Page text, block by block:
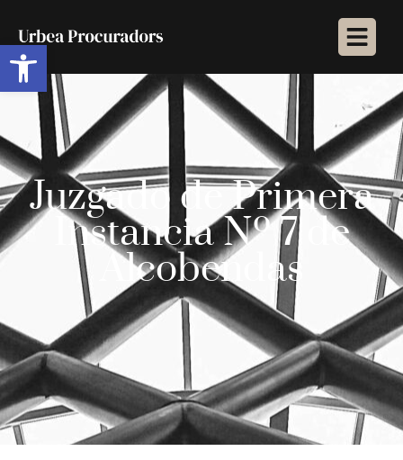
Abrir barra de herramientas
Juzgado de Primera
Instancia Nº 7 de
Alcobendas